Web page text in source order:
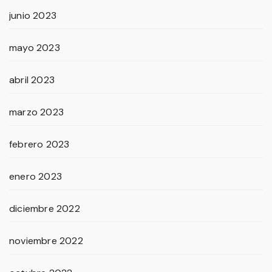
junio 2023
mayo 2023
abril 2023
marzo 2023
febrero 2023
enero 2023
diciembre 2022
noviembre 2022